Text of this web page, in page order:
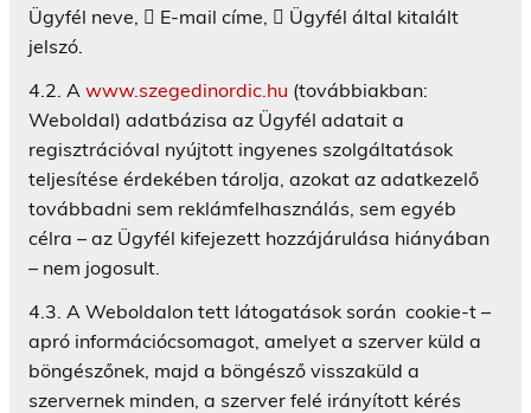
Ügyfél neve,  E-mail címe,  Ügyfél által kitalált
jelszó.
4.2. A www.szegedinordic.hu (továbbiakban:
Weboldal) adatbázisa az Ügyfél adatait a
regisztrációval nyújtott ingyenes szolgáltatások
teljesítése érdekében tárolja, azokat az adatkezelő
továbbadni sem reklámfelhasználás, sem egyéb
célra – az Ügyfél kifejezett hozzájárulása hiányában
– nem jogosult.
4.3. A Weboldalon tett látogatások során cookie-t –
apró információcsomagot, amelyet a szerver küld a
böngészőnek, majd a böngésző visszaküld a
szervernek minden, a szerver felé irányított kérés